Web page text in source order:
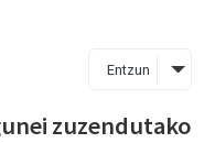
Entzun
zuzendutako